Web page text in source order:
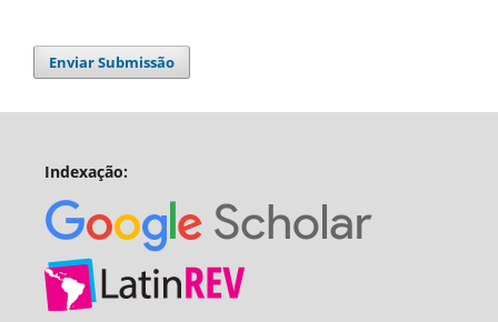
Enviar Submissão
Indexação: